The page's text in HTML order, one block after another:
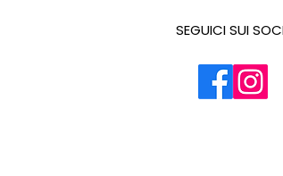
SEGUICI SUI